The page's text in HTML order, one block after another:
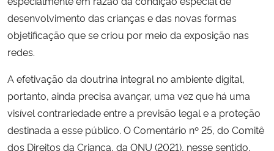
desenvolvimento das crianças e das novas formas
objetificação que se criou por meio da exposição nas
redes.
A efetivação da doutrina integral no ambiente digital,
portanto, ainda precisa avançar, uma vez que há uma
visível contrariedade entre a previsão legal e a proteção
destinada a esse público. O Comentário nº 25, do Comitê
dos Direitos da Criança, da ONU (2021), nesse sentido,